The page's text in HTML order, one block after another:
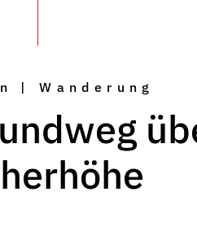
| Wanderung